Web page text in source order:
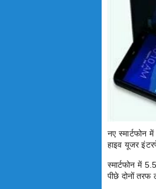
नए
हाइव यूजर
स्मार्टफोन में
पीछे दोनों तरफ